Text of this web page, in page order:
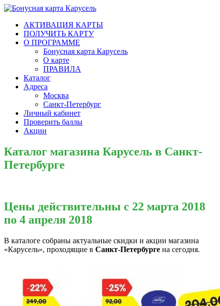
Гипермаркеты «Карусель» появились 11 лет назад, в 2006 году.
В 2008 году «Карусель» присоединились к группе компаний
X5 Retail Group N.V. Это слияние пошло только на пользу.
АКТИВАЦИЯ КАРТЫ
ПОЛУЧИТЬ КАРТУ
О ПРОГРАММЕ
Бонусная карта Карусель
О карте
ПРАВИЛА
Каталог
Адреса
Москва
Санкт-Петербург
Личный кабинет
Проверить баллы
Акции
Каталог магазина Карусель в Санкт-
Петербурге
Цены действительны с 22 марта 2018
по 4 апреля 2018
В каталоге собраны актуальные скидки и акции магазина
«Карусель», проходящие в Санкт-Петербурге на сегодня.